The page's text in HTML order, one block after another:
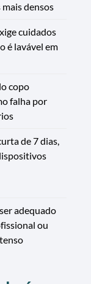
densos
cuidados
é lavável em
copo
falha por
de 7 dias,
adequado
ou